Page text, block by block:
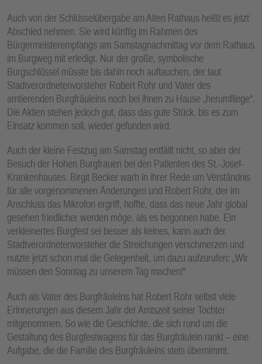
Auch von der Schlüsselübergabe am Alten Rathaus heißt es jetzt
Abschied nehmen. Sie wird künftig im Rahmen des
Bürgermeisterempfangs am Samstagnachmittag vor dem Rathaus
im Burgweg mit erledigt. Nur der große, symbolische
Burgschlüssel müsste bis dahin noch auftauchen, der laut
Stadtverordnetenvorsteher Robert Rohr und Vater des
amtierenden Burgfräuleins noch bei ihnen zu Hause „herumfliege“.
Die Aktien stehen jedoch gut, dass das gute Stück, bis es zum
Einsatz kommen soll, wieder gefunden wird.
Auch der kleine Festzug am Samstag entfällt nicht, so aber der
Besuch der Hohen Burgfrauen bei den Patienten des St.-Josef-
Krankenhauses. Birgit Becker warb in ihrer Rede um Verständnis
für alle vorgenommenen Änderungen und Robert Rohr, der im
Anschluss das Mikrofon ergriff, hoffte, dass das neue Jahr global
gesehen friedlicher werden möge, als es begonnen habe. Ein
verkleinertes Burgfest sei besser als keines, kann auch der
Stadtverordnetenvorsteher die Streichungen verschmerzen und
nutzte jetzt schon mal die Gelegenheit, um dazu aufzurufen: „Wir
müssen den Sonntag zu unserem Tag machen!“
Auch als Vater des Burgfräuleins hat Robert Rohr selbst viele
Erinnerungen aus diesem Jahr der Amtszeit seiner Tochter
mitgenommen. So wie die Geschichte, die sich rund um die
Gestaltung des Burgfestwagens für das Burgfräulein rankt – eine
Aufgabe, die die Familie des Burgfräuleins stets übernimmt.